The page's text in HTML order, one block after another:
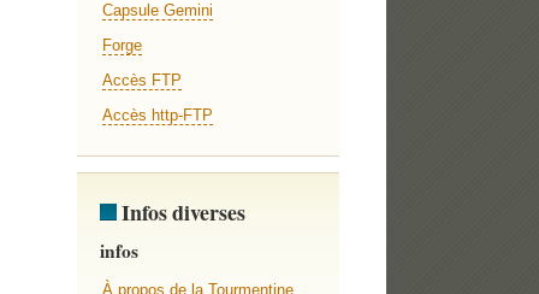
Capsule Gemini
Forge
Accès FTP
Accès http-FTP
Infos diverses
infos
À propos de la Tourmentine